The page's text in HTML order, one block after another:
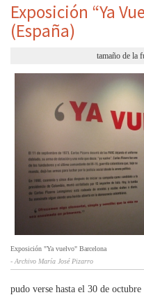
Exposición “Ya
(España)
tamaño de la
Exposición "Ya vuelvo" Barcelona
- Archivo María José Pizarro
pudo verse hasta el 30 de octubre